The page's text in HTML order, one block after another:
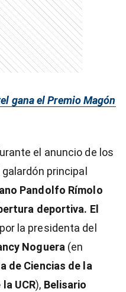
gana el Premio Magón
el anuncio de los
principal
Pandolfo Rímolo
deportiva. El
la presidenta del
Noguera (en
de Ciencias de la
UCR), Belisario